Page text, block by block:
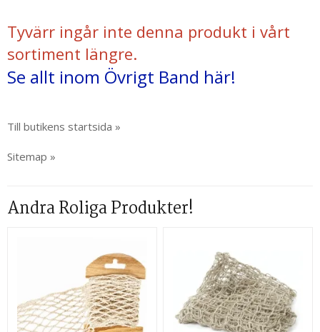
Tyvärr ingår inte denna produkt i vårt
sortiment längre.
Se allt inom Övrigt Band här!
Till butikens startsida »
Sitemap »
Andra Roliga Produkter!